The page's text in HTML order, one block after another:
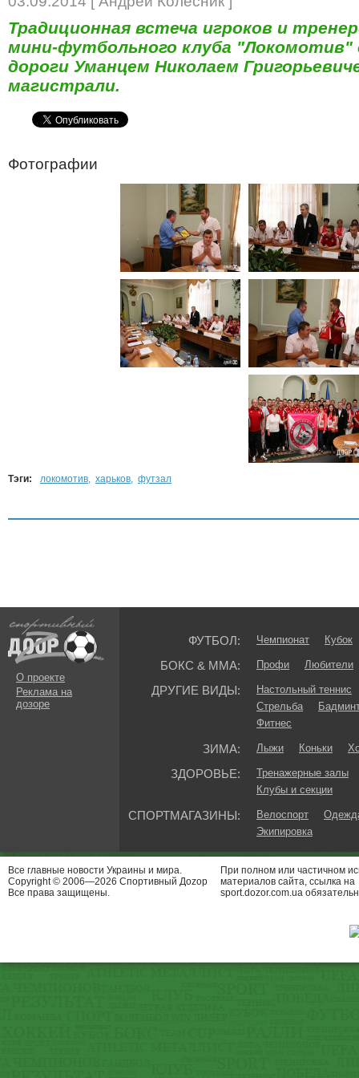
Традиционная встеча игроков и
мини-футбольного клуба "Локомотив"
дороги Уманцем Николаем
магистрали.
Фотографии
Тэги: локомотив, харьков, футзал
О проекте
Реклама на
дозоре
ФУТБОЛ: Чемпионат Кубок
БОКС & ММА: Профи Любители
ДРУГИЕ ВИДЫ:
Настольный теннис
Стрельба
Фитнес
ЗИМА: Лыжи Коньки
ЗДОРОВЬЕ:
Тренажерные залы
Клубы и секции
СПОРТМАГАЗИНЫ: Велоспорт
Экипировка
Все главные новости Украины и мира.
Copyright © 2006—2026 Спортивный Доzор
Все права защищены.
При полном или частичном
материалов сайта, ссылка на
sport.dozor.com.ua